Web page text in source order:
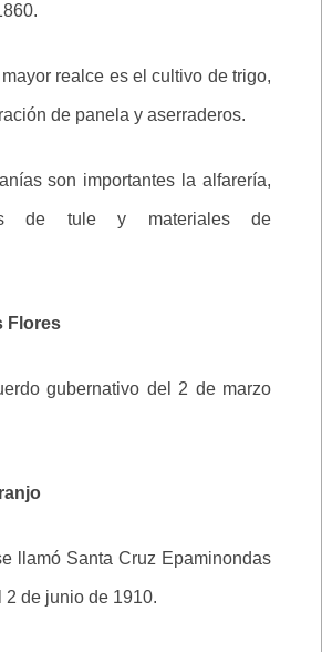
realce es el cultivo de trigo,
de panela y aserraderos.
son importantes la alfarería,
de tule y materiales de
Flores
gubernativo del 2 de marzo
llamó Santa Cruz Epaminondas
2 de junio de 1910.